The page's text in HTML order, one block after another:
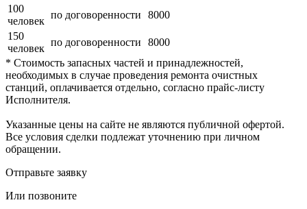
100
человек
по договоренности
8000
150
человек
по договоренности
8000
* Стоимость запасных частей и принадлежностей,
необходимых в случае проведения ремонта очистных
станций, оплачивается отдельно, согласно прайс-листу
Исполнителя.
Указанные цены на сайте не являются публичной офертой.
Все условия сделки подлежат уточнению при личном
обращении.
Отправьте заявку
Или позвоните